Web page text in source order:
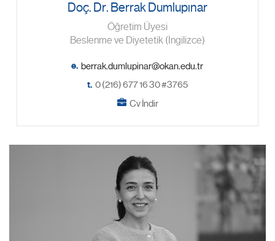
Doç. Dr. Berrak Dumlupınar
Öğretim Üyesi
Beslenme ve Diyetetik (İngilizce)
e.
t. 0 (216) 677 16 30 #3765
Cv İndir